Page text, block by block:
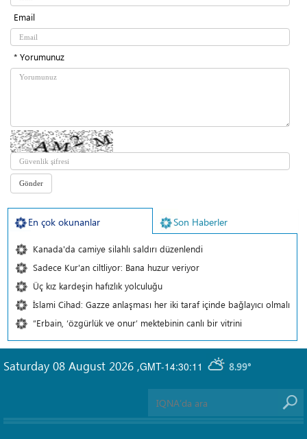
Email
* Yorumunuz
En çok okunanlar Son Haberler
Kanada'da camiye silahlı saldırı düzenlendi
Sadece Kur'an ciltliyor: Bana huzur veriyor
Üç kız kardeşin hafızlık yolculuğu
İslami Cihad: Gazze anlaşması her iki taraf içinde bağlayıcı olmalı
“Erbain, ‘özgürlük ve onur’ mektebinin canlı bir vitrini
GMT-14:30:11 8.99°
Saturday 08 August 2026 ,